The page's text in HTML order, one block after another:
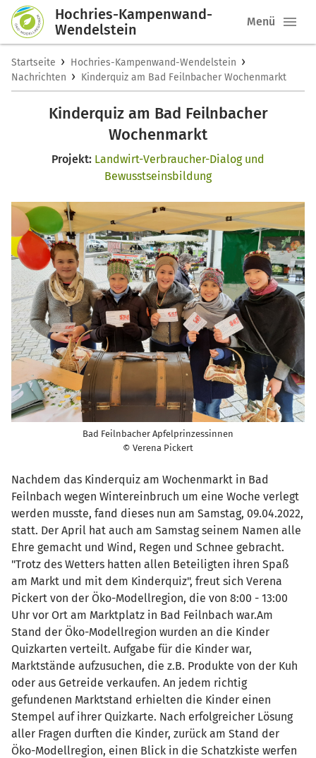
Hochries-Kampenwand-
Wendelstein
Menü
Startseite › Hochries-Kampenwand-Wendelstein ›
Nachrichten › Kinderquiz am Bad Feilnbacher Wochenmarkt
Kinderquiz am Bad Feilnbacher
Wochenmarkt
Projekt: Landwirt-Verbraucher-Dialog und
Bewusstseinsbildung
Bad Feilnbacher Apfelprinzessinnen
© Verena Pickert
Nachdem das Kinderquiz am Wochenmarkt in Bad
Feilnbach wegen Wintereinbruch um eine Woche verlegt
werden musste, fand dieses nun am Samstag, 09.04.2022,
statt. Der April hat auch am Samstag seinem Namen alle
Ehre gemacht und Wind, Regen und Schnee gebracht.
"Trotz des Wetters hatten allen Beteiligten ihren Spaß
am Markt und mit dem Kinderquiz", freut sich Verena
Pickert von der Öko-Modellregion, die von 8:00 - 13:00
Uhr vor Ort am Marktplatz in Bad Feilnbach war.Am
Stand der Öko-Modellregion wurden an die Kinder
Quizkarten verteilt. Aufgabe für die Kinder war,
Marktstände aufzusuchen, die z.B. Produkte von der Kuh
oder aus Getreide verkaufen. An jedem richtig
gefundenen Marktstand erhielten die Kinder einen
Stempel auf ihrer Quizkarte. Nach erfolgreicher Lösung
aller Fragen durften die Kinder, zurück am Stand der
Öko-Modellregion, einen Blick in die Schatzkiste werfen